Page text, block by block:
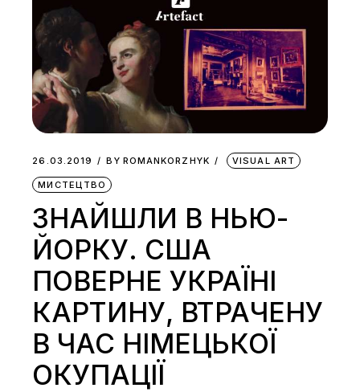
26.03.2019 BY ROMANKORZHYK VISUAL ART
МИСТЕЦТВО
ЗНАЙШЛИ В НЬЮ-
ЙОРКУ. США
ПОВЕРНЕ УКРАЇНІ
КАРТИНУ, ВТРАЧЕНУ
В ЧАС НІМЕЦЬКОЇ
ОКУПАЦІЇ